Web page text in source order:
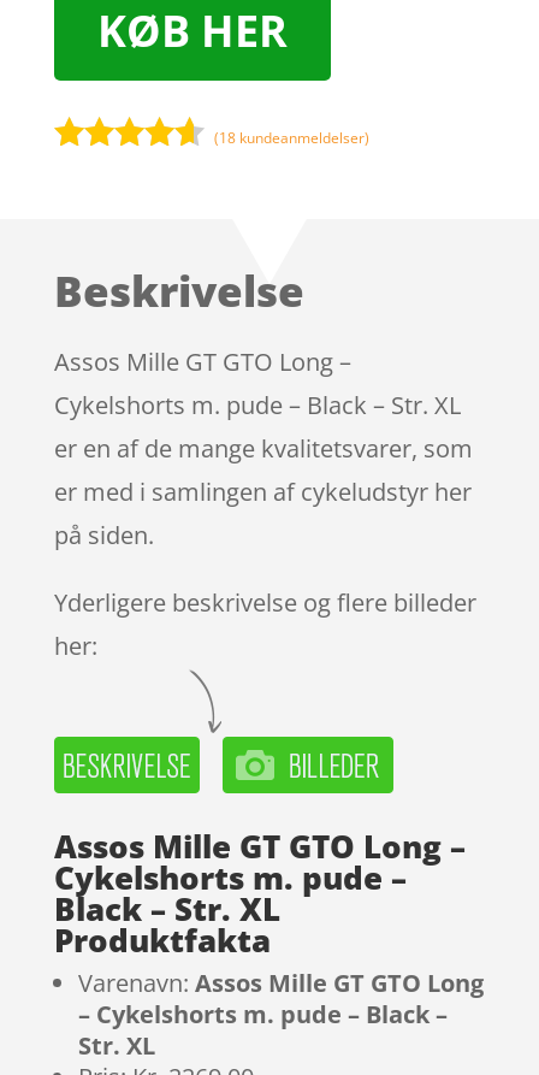
KØB HER
på
mmelser
(18 kundeanmeldelser)
Beskrivelse
Assos Mille GT GTO Long –
Cykelshorts m. pude – Black – Str. XL
er en af de mange kvalitetsvarer, som
er med i samlingen af cykeludstyr her
på siden.
Yderligere beskrivelse og flere billeder
her:
Assos Mille GT GTO Long –
Cykelshorts m. pude –
Black – Str. XL
Produktfakta
Varenavn: Assos Mille GT GTO Long
– Cykelshorts m. pude – Black –
Str. XL